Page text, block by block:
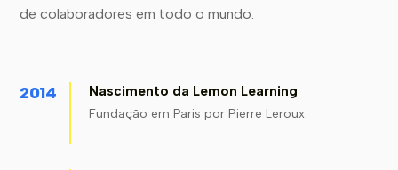
de colaboradores em todo o mundo.
2014 Nascimento da Lemon Learning
Fundação em Paris por Pierre Leroux.